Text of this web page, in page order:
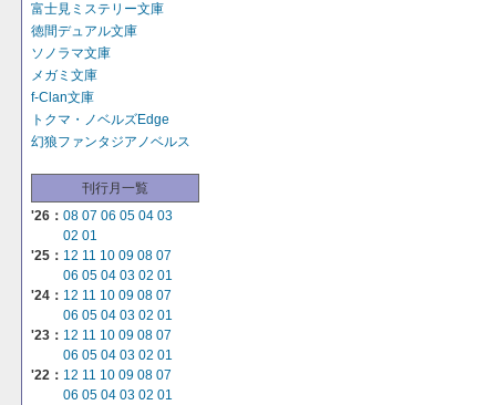
富士見ミステリー文庫
徳間デュアル文庫
ソノラマ文庫
メガミ文庫
f-Clan文庫
トクマ・ノベルズEdge
幻狼ファンタジアノベルス
刊行月一覧
'26： 08 07 06 05 04 03
02 01
'25： 12 11 10 09 08 07
06 05 04 03 02 01
'24： 12 11 10 09 08 07
06 05 04 03 02 01
'23： 12 11 10 09 08 07
06 05 04 03 02 01
'22： 12 11 10 09 08 07
06 05 04 03 02 01